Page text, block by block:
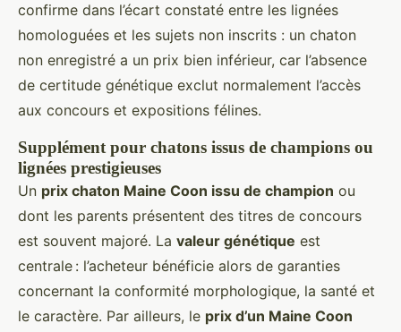
confirme dans l’écart constaté entre les lignées
homologuées et les sujets non inscrits : un chaton
non enregistré a un prix bien inférieur, car l’absence
de certitude génétique exclut normalement l’accès
aux concours et expositions félines.
Supplément pour chatons issus de champions ou
lignées prestigieuses
Un prix chaton Maine Coon issu de champion ou
dont les parents présentent des titres de concours
est souvent majoré. La valeur génétique est
centrale : l’acheteur bénéficie alors de garanties
concernant la conformité morphologique, la santé et
le caractère. Par ailleurs, le prix d’un Maine Coon